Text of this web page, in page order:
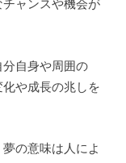
ャンスや機会が
自身や周囲の
や成長の兆しを
の意味は人によ